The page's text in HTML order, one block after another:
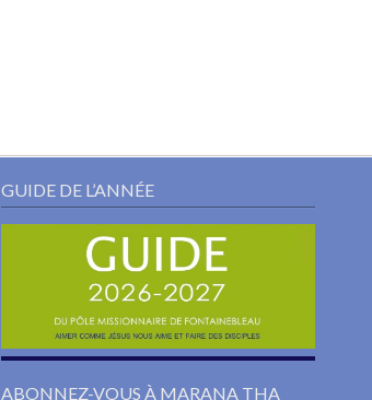
GUIDE DE L’ANNÉE
ABONNEZ-VOUS À MARANA THA